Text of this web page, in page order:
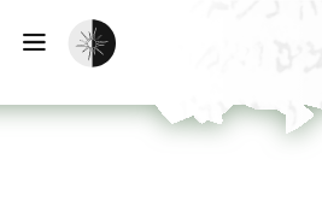
تفعيل الوضع المظلم